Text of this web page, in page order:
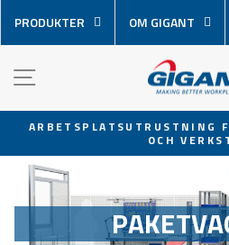
över
innehåll
PRODUKTER OM GIGANT
ARBETSPLATSUTRUSTNING
OCH